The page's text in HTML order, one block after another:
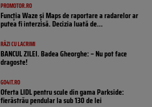
PROMOTOR.RO
Funcția Waze și Maps de raportare a radarelor ar
putea fi interzisă. Decizia luată de...
RÂZI CU LACRIMI
BANCUL ZILEI. Badea Gheorghe: – Nu pot face
dragoste!
GO4IT.RO
Oferta LIDL pentru scule din gama Parkside:
fierăstrău pendular la sub 130 de lei